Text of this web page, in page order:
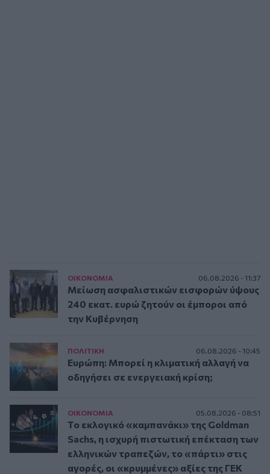
ΟΙΚΟΝΟΜΙΑ 06.08.2026 - 11:37
Μείωση ασφαλιστικών εισφορών ύψους
240 εκατ. ευρώ ζητούν οι έμποροι από
την Κυβέρνηση
ΠΟΛΙΤΙΚΗ 06.08.2026 - 10:45
Ευρώπη: Μπορεί η κλιματική αλλαγή να
οδηγήσει σε ενεργειακή κρίση;
ΟΙΚΟΝΟΜΙΑ 05.08.2026 - 08:51
Το εκλογικό «καμπανάκι» της Goldman
Sachs, η ισχυρή πιστωτική επέκταση των
ελληνικών τραπεζών, το «πάρτι» στις
αγορές, οι «κρυμμένες» αξίες της ΓΕΚ